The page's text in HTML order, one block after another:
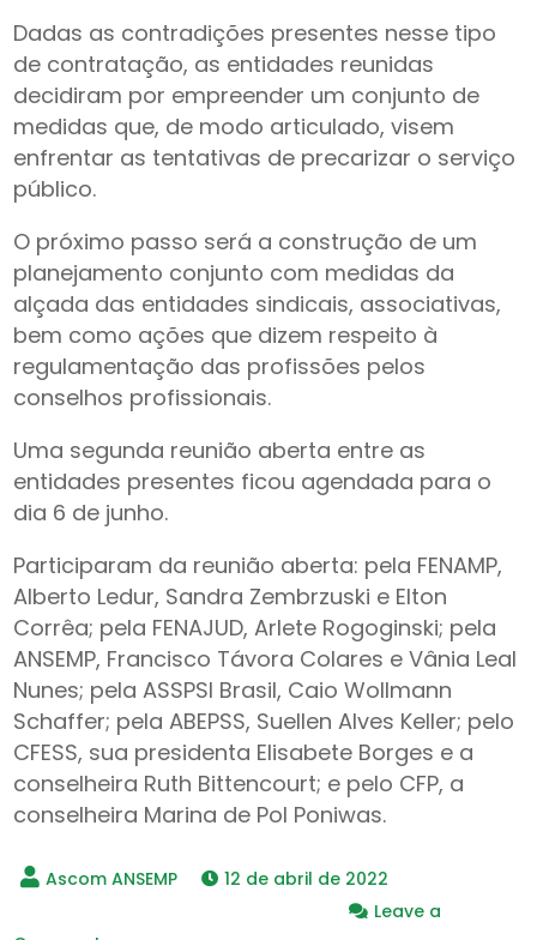
Dadas as contradições presentes nesse tipo
de contratação, as entidades reunidas
decidiram por empreender um conjunto de
medidas que, de modo articulado, visem
enfrentar as tentativas de precarizar o serviço
público.
O próximo passo será a construção de um
planejamento conjunto com medidas da
alçada das entidades sindicais, associativas,
bem como ações que dizem respeito à
regulamentação das profissões pelos
conselhos profissionais.
Uma segunda reunião aberta entre as
entidades presentes ficou agendada para o
dia 6 de junho.
Participaram da reunião aberta: pela FENAMP,
Alberto Ledur, Sandra Zembrzuski e Elton
Corrêa; pela FENAJUD, Arlete Rogoginski; pela
ANSEMP, Francisco Távora Colares e Vânia Leal
Nunes; pela ASSPSI Brasil, Caio Wollmann
Schaffer; pela ABEPSS, Suellen Alves Keller; pelo
CFESS, sua presidenta Elisabete Borges e a
conselheira Ruth Bittencourt; e pelo CFP, a
conselheira Marina de Pol Poniwas.
12 de abril de 2022
Leave a